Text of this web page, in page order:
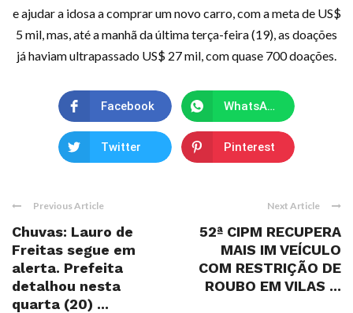
e ajudar a idosa a comprar um novo carro, com a meta de US$
5 mil, mas, até a manhã da última terça-feira (19), as doações
já haviam ultrapassado US$ 27 mil, com quase 700 doações.
Facebook WhatsApp
Twitter Pinterest
Previous Article
Chuvas: Lauro de
Freitas segue em
alerta. Prefeita
detalhou nesta
quarta (20) ...
Next Article
52ª CIPM RECUPERA
MAIS IM VEÍCULO
COM RESTRIÇÃO DE
ROUBO EM VILAS ...